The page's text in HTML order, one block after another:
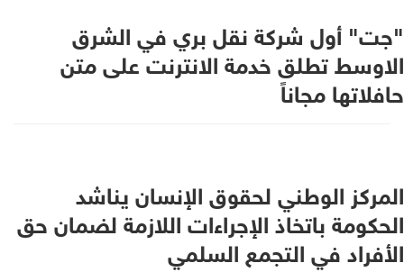
"جت" أول شركة نقل بري في الشرق
الاوسط تطلق خدمة الانترنت على متن
حافلاتها مجاناً
المركز الوطني لحقوق الإنسان يناشد
الحكومة باتخاذ الإجراءات اللازمة لضمان حق
الأفراد في التجمع السلمي